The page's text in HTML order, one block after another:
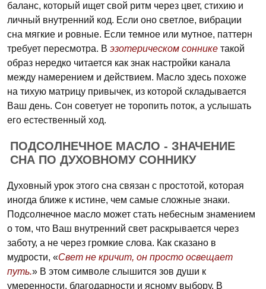
баланс, который ищет свой ритм через цвет, стихию и
личный внутренний код. Если оно светлое, вибрации
сна мягкие и ровные. Если темное или мутное, паттерн
требует пересмотра. В эзотерическом соннике такой
образ нередко читается как знак настройки канала
между намерением и действием. Масло здесь похоже
на тихую матрицу привычек, из которой складывается
Ваш день. Сон советует не торопить поток, а услышать
его естественный ход.
ПОДСОЛНЕЧНОЕ МАСЛО - ЗНАЧЕНИЕ
СНА ПО ДУХОВНОМУ СОННИКУ
Духовный урок этого сна связан с простотой, которая
иногда ближе к истине, чем самые сложные знаки.
Подсолнечное масло может стать небесным знамением
о том, что Ваш внутренний свет раскрывается через
заботу, а не через громкие слова. Как сказано в
мудрости, «Свет не кричит, он просто освещает
путь.» В этом символе слышится зов души к
умеренности, благодарности и ясному выбору. В